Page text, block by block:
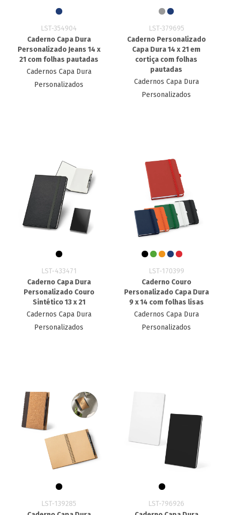
LST-354904
Caderno Capa Dura
Personalizado Jeans 14 x
21 com folhas pautadas
Cadernos Capa Dura
Personalizados
LST-379695
Caderno Personalizado
Capa Dura 14 x 21 em
cortiça com folhas
pautadas
Cadernos Capa Dura
Personalizados
LST-433471
Caderno Capa Dura
Personalizado Couro
Sintético 13 x 21
Cadernos Capa Dura
Personalizados
LST-170399
Caderno Couro
Personalizado Capa Dura
9 x 14 com folhas lisas
Cadernos Capa Dura
Personalizados
LST-139285
LST-796926